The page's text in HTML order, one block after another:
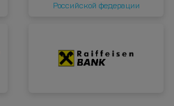
Российской федерации